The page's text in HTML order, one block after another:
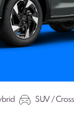
SUV /